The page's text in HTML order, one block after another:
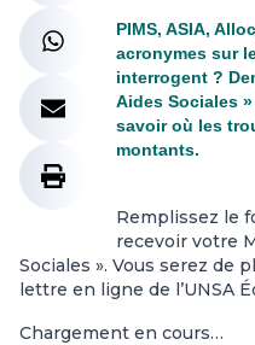
PIMS, ASIA,
acronymes sur
interrogent ?
Aides Sociales
savoir où les
montants.
Remplissez le
recevoir votre
Sociales ». Vous serez de
lettre en ligne de l’UNSA
Chargement en cours…